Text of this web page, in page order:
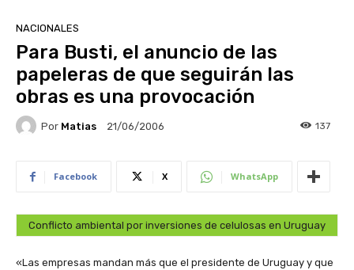
NACIONALES
Para Busti, el anuncio de las
papeleras de que seguirán las
obras es una provocación
Por Matias 21/06/2006 137
Facebook X WhatsApp
Conflicto ambiental por inversiones de celulosas en Uruguay
«Las empresas mandan más que el presidente de Uruguay y que